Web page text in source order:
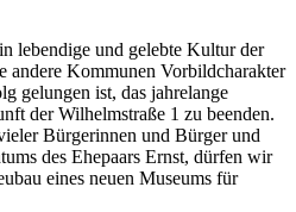
lebendige und gelebte Kultur der
andere Kommunen Vorbildcharakter
gelungen ist, das jahrelange
der Wilhelmstraße 1 zu beenden.
Bürgerinnen und Bürger und
des Ehepaars Ernst, dürfen wir
eines neuen Museums für